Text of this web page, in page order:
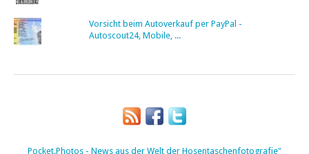
Vorsicht beim Autoverkauf per PayPal -
Autoscout24, Mobile, ...
Pocket.Photos - News aus der Welt der Hosentaschenfotografie"